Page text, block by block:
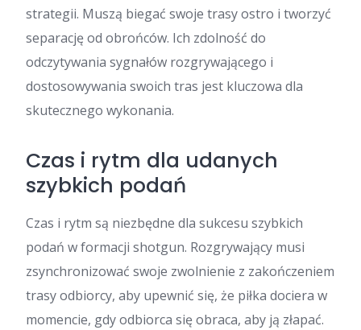
strategii. Muszą biegać swoje trasy ostro i tworzyć
separację od obrońców. Ich zdolność do
odczytywania sygnałów rozgrywającego i
dostosowywania swoich tras jest kluczowa dla
skutecznego wykonania.
Czas i rytm dla udanych
szybkich podań
Czas i rytm są niezbędne dla sukcesu szybkich
podań w formacji shotgun. Rozgrywający musi
zsynchronizować swoje zwolnienie z zakończeniem
trasy odbiorcy, aby upewnić się, że piłka dociera w
momencie, gdy odbiorca się obraca, aby ją złapać.